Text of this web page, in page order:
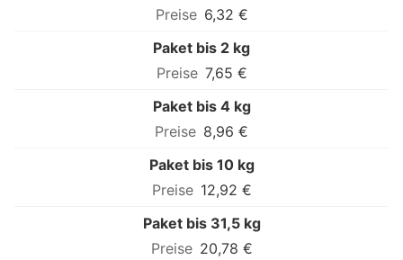
6,32 €
Paket bis 2 kg
7,65 €
Paket bis 4 kg
8,96 €
Paket bis 10 kg
12,92 €
Paket bis 31,5 kg
20,78 €